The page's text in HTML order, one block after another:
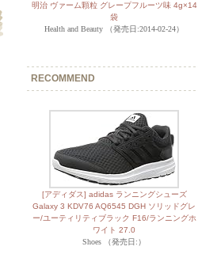
明治 ヴァーム顆粒 グレープフルーツ味 4g×14
袋
Health and Beauty （発売日:2014-02-24）
RECOMMEND
[アディダス] adidas ランニングシューズ
Galaxy 3 KDV76 AQ6545 DGH ソリッドグレ
ー/ユーティリティブラック F16/ランニングホ
ワイト 27.0
Shoes （発売日:）